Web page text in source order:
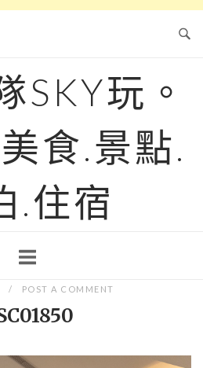
SKY玩。
食.景點.
.住宿
POST A COMMENT